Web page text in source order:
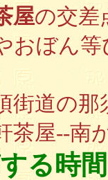
屋の交差
ぼん等
道の那
屋--南
る時